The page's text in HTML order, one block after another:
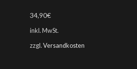
34,90€
inkl. MwSt.
zzgl. Versandkosten